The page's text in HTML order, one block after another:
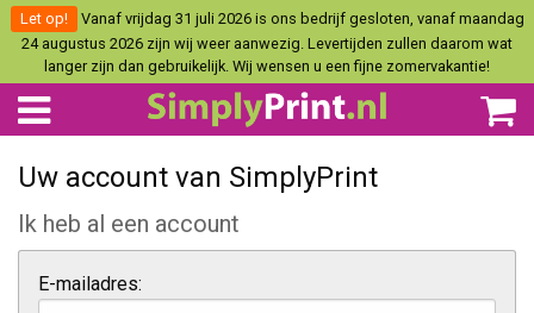
Let op!
Vanaf vrijdag 31 juli 2026 is ons bedrijf gesloten, vanaf maandag
24 augustus 2026 zijn wij weer aanwezig. Levertijden zullen daarom wat
langer zijn dan gebruikelijk. Wij wensen u een fijne zomervakantie!
Uw account van SimplyPrint
Ik heb al een account
E-mailadres: